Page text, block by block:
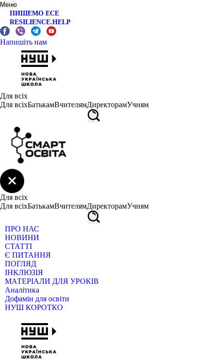
Меню
ПИШЕМО ЕСЕ
RESILIENCE.HELP
Напишіть нам
Для всіх
Для всіхБатькамВчителямДиректорамУчням
Для всіх
Для всіхБатькамВчителямДиректорамУчням
ПРО НАС
НОВИНИ
СТАТТІ
Є ПИТАННЯ
ПОГЛЯД
ІНКЛЮЗІЯ
МАТЕРІАЛИ ДЛЯ УРОКІВ
Аналітика
Дофамін для освіти
НУШ КОРОТКО